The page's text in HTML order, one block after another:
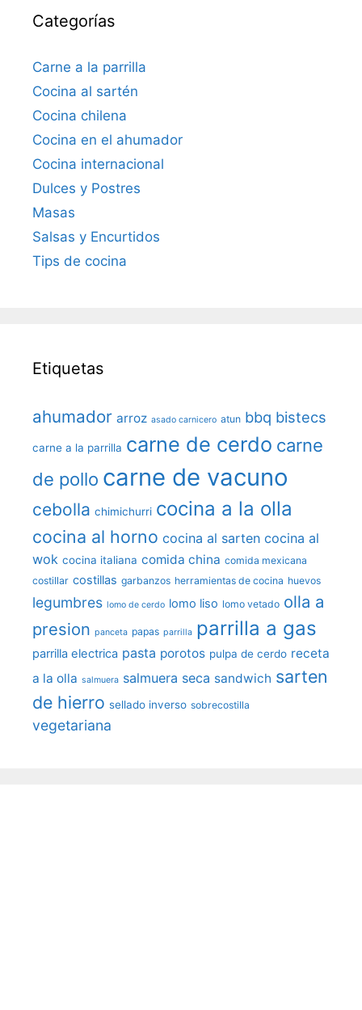
Categorías
Carne a la parrilla
Cocina al sartén
Cocina chilena
Cocina en el ahumador
Cocina internacional
Dulces y Postres
Masas
Salsas y Encurtidos
Tips de cocina
Etiquetas
ahumador arroz asado carnicero atun bbq bistecs
carne a la parrilla carne de cerdo carne
de pollo carne de vacuno
cebolla chimichurri cocina a la olla
cocina al horno cocina al sarten cocina al
wok cocina italiana comida china comida mexicana
costillar costillas garbanzos herramientas de cocina huevos
legumbres lomo de cerdo lomo liso lomo vetado olla a
presion panceta papas parrilla parrilla a gas
parrilla electrica pasta porotos pulpa de cerdo receta
a la olla salmuera salmuera seca sandwich sarten
de hierro sellado inverso sobrecostilla
vegetariana